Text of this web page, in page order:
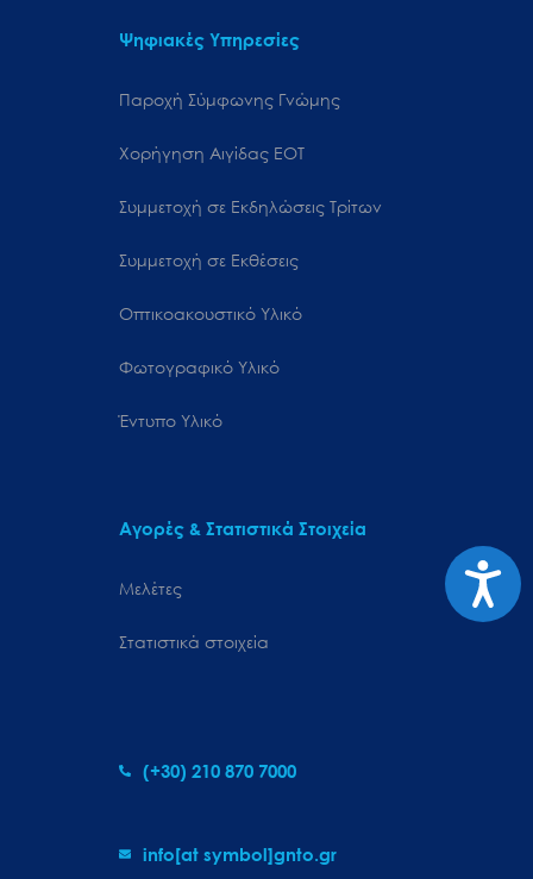
Ψηφιακές Υπηρεσίες
Παροχή Σύμφωνης Γνώμης
Χορήγηση Αιγίδας ΕΟΤ
Συμμετοχή σε Εκδηλώσεις Τρίτων
Συμμετοχή σε Εκθέσεις
Οπτικοακουστικό Υλικό
Φωτογραφικό Υλικό
Έντυπο Υλικό
Αγορές & Στατιστικά Στοιχεία
Μελέτες
Στατιστικά στοιχεία
(+30) 210 870 7000
info[at symbol]gnto.gr